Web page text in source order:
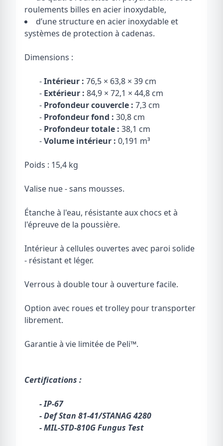
roulements billes en acier inoxydable,
d’une structure en acier inoxydable et
systèmes de protection à cadenas.
Dimensions :
-Intérieur : 76,5 × 63,8 × 39 cm
- Extérieur : 84,9 × 72,1 × 44,8 cm
- Profondeur couvercle : 7,3 cm
- Profondeur fond : 30,8 cm
- Profondeur totale : 38,1 cm
-Volume intérieur : 0,191 m³
Poids : 15,4 kg
Valise nue - sans mousses.
Étanche à l'eau, résistante aux chocs et à
l'épreuve de la poussière.
Intérieur à cellules ouvertes avec paroi solide
- résistant et léger.
Verrous à double tour à ouverture facile.
Option avec roues et trolley pour transporter
librement.
Garantie à vie limitée de Peli™.
Certifications :
- IP-67
- Def Stan 81-41/STANAG 4280
- MIL-STD-810G Fungus Test